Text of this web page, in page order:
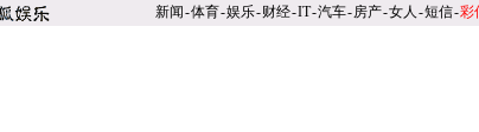
新闻-体育-娱乐-财经-IT-汽车-房产-女人 -短信-彩